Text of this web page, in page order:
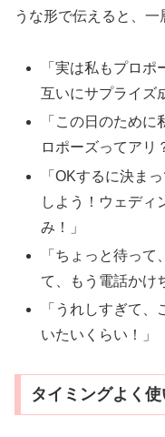
うな形で伝えると、一
「実は私もプロ
互いにサプライズ
「この日のため
ロポーズってアリ
「OKするに決ま
しよう！ウェディ
み！」
「ちょっと待っ
て、もう電話かけ
「うれしすぎて
いたいくらい！」
タイミングよく